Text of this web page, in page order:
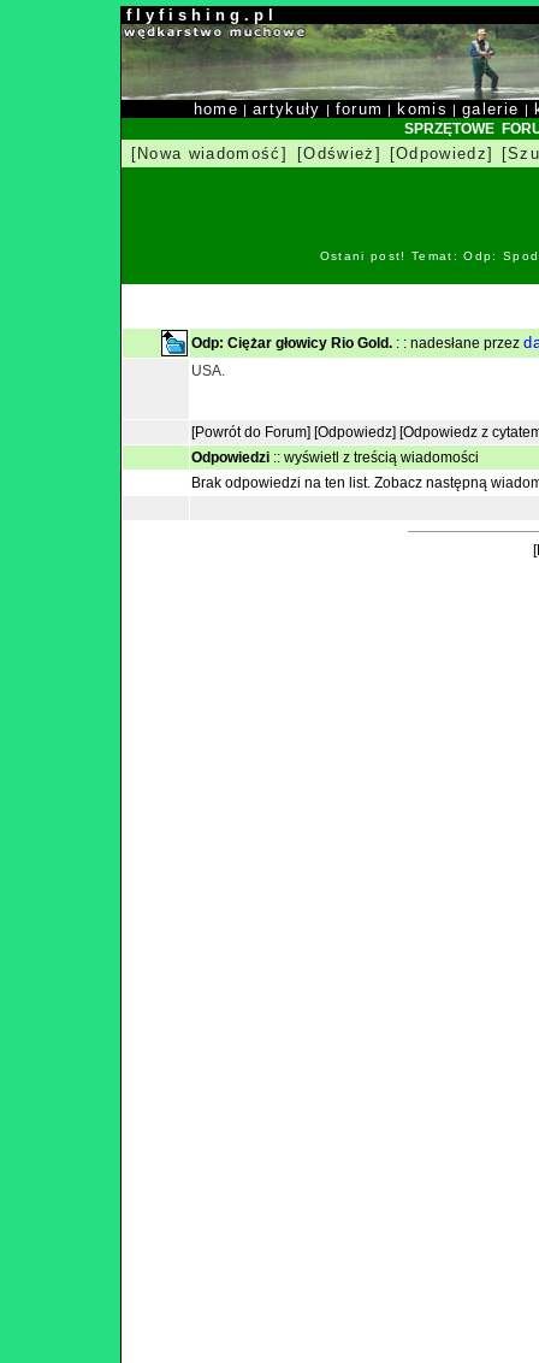
f l y f i s h i n g . p l
home |artykuły | forum | komis |galerie |
SPRZĘTOWE
[Nowa wiadomość] [Odśwież] [Odpowiedz]
Ostani post! Temat: Odp:
Odp: Ciężar głowicy Rio Gold. : : nadesłane przez
USA.
[Powrót do Forum] [Odpowiedz] [Odpowiedz z
Odpowiedzi :: wyświetl z treścią wiadomości
Brak odpowiedzi na ten list. Zobacz następną